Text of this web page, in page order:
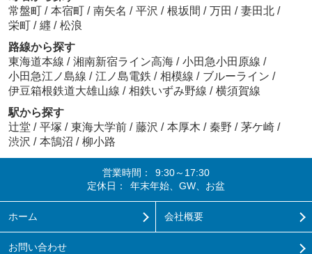
常盤町 / 本宿町 / 南矢名 / 平沢 / 根坂間 / 万田 / 妻田北 /
栄町 / 纒 / 松浪
路線から探す
東海道本線 / 湘南新宿ライン高海 / 小田急小田原線 /
小田急江ノ島線 / 江ノ島電鉄 / 相模線 / ブルーライン /
伊豆箱根鉄道大雄山線 / 相鉄いずみ野線 / 横須賀線
駅から探す
辻堂 / 平塚 / 東海大学前 / 藤沢 / 本厚木 / 秦野 / 茅ケ崎 /
渋沢 / 本鵠沼 / 柳小路
営業時間：
9:30～17:30
定休日：
年末年始、GW、お盆
ホーム 会社概要
お問い合わせ